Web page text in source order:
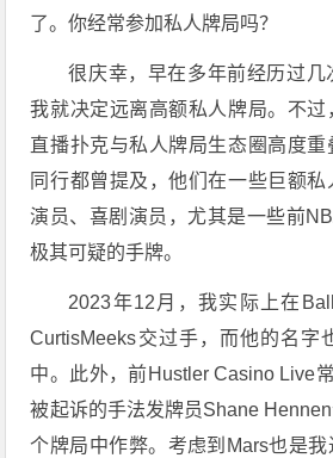
了。你经常参加私人牌局吗？
很庆幸，早在多年前经历过几
我就决定远离高额私人牌局。不过
直播扑克与私人牌局生态圈高度重
同行都曾提及，他们在一些巨额
演员、喜剧演员，尤其是一些前
极其可疑的手牌。
2023年12月，我实际上在
CurtisMeeks交过手，而他的名字
中。此外，前Hustler Casino Live
被起诉的手法发牌员Shane
个牌局中作弊。考虑到Mars也是